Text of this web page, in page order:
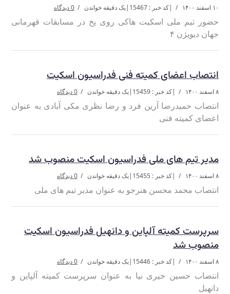
کد خبر : 15467 |یک دقیقه خواندن
حضور تیم ملی اسکیت هاکی روی یخ در مسابقات قهرمانی
جهان دیویژن ۴
انتصاب اعضای کمیته فنی فدراسیون اسکیت
کد خبر : 15459 |یک دقیقه خواندن
انتصاب حمیدرضا آرین فرد و رضا نظری مکی آبادی به عنوان
اعضای کمیته فنی
مدیر تیم های ملی فدراسیون اسکیت منصوب شد
کد خبر : 15455 |یک دقیقه خواندن
انتصاب محمد محسن هنرجو به عنوان مدیر تیم های ملی
سرپرست کمیته آلپاین و دانهیل فدراسیون اسکیت
منصوب شد
کد خبر : 15446 |یک دقیقه خواندن
انتصاب حسین خیری نیا به عنوان سرپرست کمیته آلپاین و
دانهیل